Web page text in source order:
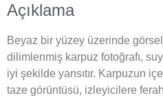
Açıklama
Beyaz bir yüzey üzerinde
dilimlenmiş karpuz fotoğrafı,
iyi şekilde yansıtır. Karpuzun
taze görüntüsü, izleyicilere